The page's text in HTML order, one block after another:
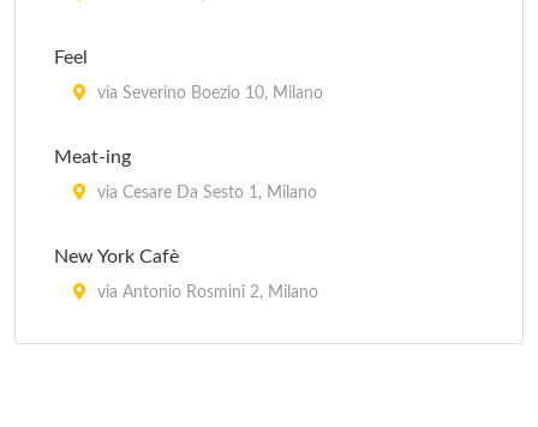
via degli Zuccaro 5, Milano
Feel
via Severino Boezio 10, Milano
Meat-ing
via Cesare Da Sesto 1, Milano
New York Cafè
via Antonio Rosmini 2, Milano